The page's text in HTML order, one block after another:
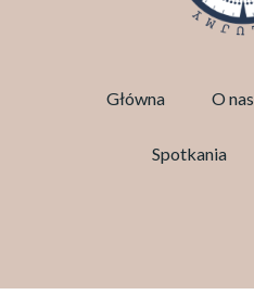
Główna O nas
Spotkania